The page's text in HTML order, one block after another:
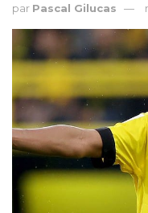
par Pascal Gilucas